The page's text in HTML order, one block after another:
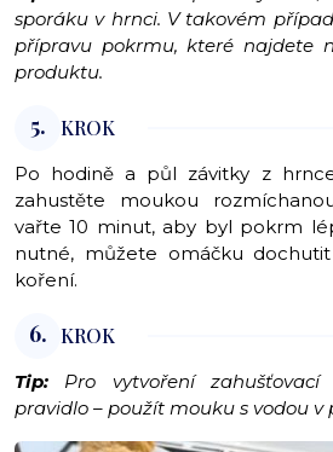
sporáku v hrnci. V takovém
přípravu pokrmu, které najdete
produktu.
5. KROK
Po hodině a půl závitky z
zahustěte moukou
vařte 10 minut, aby byl pokrm
nutné, můžete omáčku
koření.
6. KROK
Tip: Pro vytvoření
pravidlo – použít mouku s vodou v